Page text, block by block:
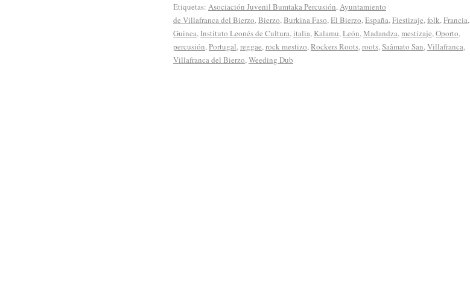
Etiquetas: Asociación Juvenil Bumtaka Percusión,Ayuntamiento
de Villafranca del Bierzo,Bierzo,Burkina Faso,El Bierzo,España,Fiestizaje,folk,Francia,
Guinea,Instituto Leonés de Cultura,italia, Kalamu,León,Madandza,mestizaje,Oporto,
percusión,Portugal,reggae,rock mestizo,Rockers Roots,roots,Saâmato San,Villafranca,
Villafranca del Bierzo,Weeding Dub